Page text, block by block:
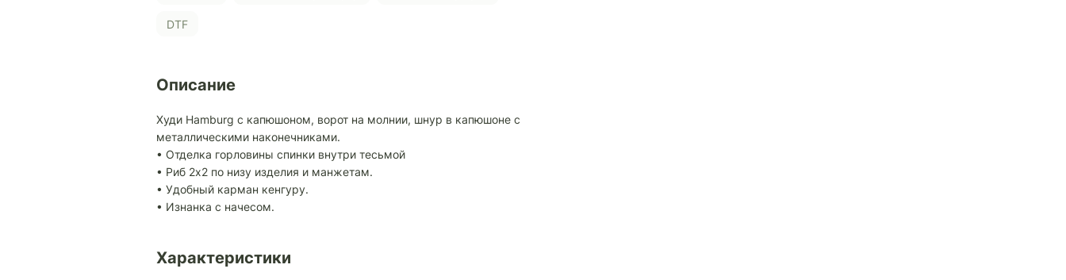
DTF
Описание
Худи Hamburg с капюшоном, ворот на молнии, шнур в капюшоне с
металлическими наконечниками.
• Отделка горловины спинки внутри тесьмой
• Риб 2х2 по низу изделия и манжетам.
• Удобный карман кенгуру.
• Изнанка с начесом.
Характеристики